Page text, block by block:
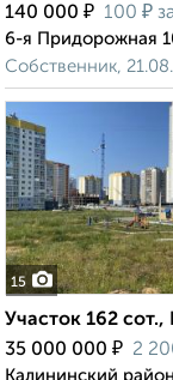
140 000 ₽ 100 ₽
6-я Придорожная
Собственник,
15
Участок 162
35 000 000 ₽ 2
Калининский